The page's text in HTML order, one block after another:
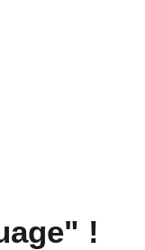
!